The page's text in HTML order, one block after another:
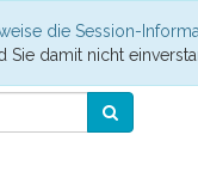
die Session-
Sie damit nicht